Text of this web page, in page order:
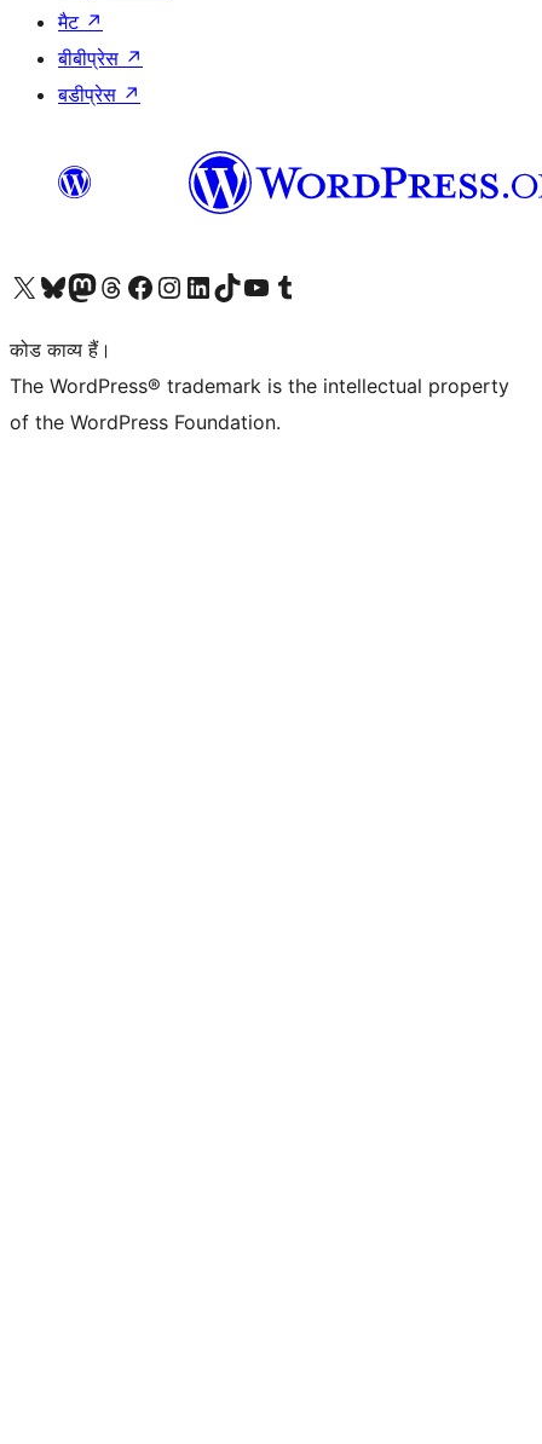
मैट ↗
बीबीप्रेस ↗
बडीप्रेस ↗
Visit our X (formerly Twitter) account
हमारे बलुस्की खाते पर जाएँVisit our Mastodon account
हमारे थ्रेड्स अकाउंट पर जाएंहमारे फेसबुक पेज पर जाएँहमारे इंस्टाग्राम अकाउंट पर जाएंहमारे लिंक्डइन खाते पर जाएँहमारे टिकटॉक खाते पर जाएँहमारे यूट्यूब चैनल पर जाएंहमारे Tumblr खाते पर जाएँ
कोड काव्य हैं।
The WordPress® trademark is the intellectual property
of the WordPress Foundation.